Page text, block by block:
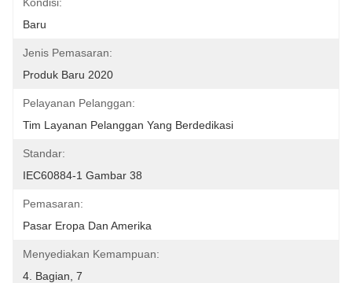
Baru
Jenis Pemasaran:
Produk Baru 2020
Pelayanan Pelanggan:
Tim Layanan Pelanggan Yang Berdedikasi
Standar:
IEC60884-1 Gambar 38
Pemasaran:
Pasar Eropa Dan Amerika
Menyediakan Kemampuan:
4. Bagian, 7